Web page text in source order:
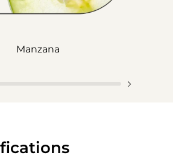
Manzana